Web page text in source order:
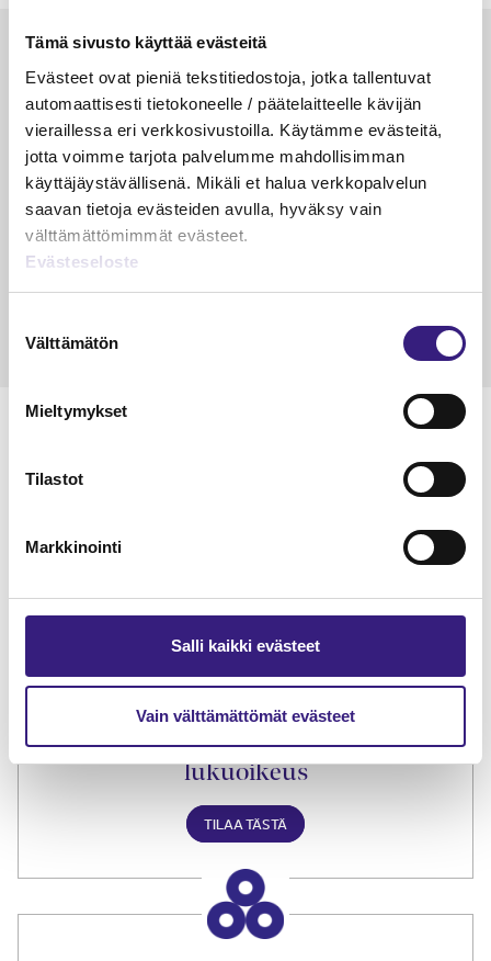
Tämä sivusto käyttää evästeitä
Evästeet ovat pieniä tekstitiedostoja, jotka tallentuvat
automaattisesti tietokoneelle / päätelaitteelle kävijän
vieraillessa eri verkkosivustoilla. Käytämme evästeitä,
jotta voimme tarjota palvelumme mahdollisimman
käyttäjäystävällisenä. Mikäli et halua verkkopalvelun
saavan tietoja evästeiden avulla, hyväksy vain
välttämättömimmät evästeet.
Evästeseloste
valinta
Välttämätön
Mieltymykset
Tilastot
Markkinointi
Salli kaikki evästeet
Vain välttämättömät evästeet
Luetuimmat
VEROTUS
Kulu­veloitukset arvon­lisä­
verotuksessa – omien kulujen
veloitus, kulujen edelleen­
veloitus ja läpi­laskutus
Petri Salomaa
15.5.2023
10 min
Tilaa Tilisanomien
lukuoikeus
TILAA TÄSTÄ